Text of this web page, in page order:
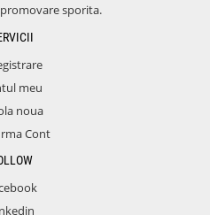
sporita.
meu
noua
Cont